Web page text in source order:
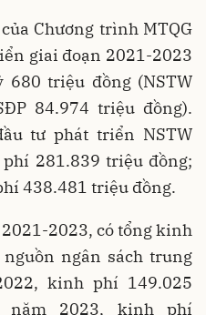
Chương trình MTQG
giai đoạn 2021-2023
triệu đồng (NSTW
84.974 triệu đồng).
tư phát triển NSTW
281.839 triệu đồng;
438.481 triệu đồng.
2023, có tổng kinh
ngân sách trung
kinh phí 149.025
năm 2023, kinh phí